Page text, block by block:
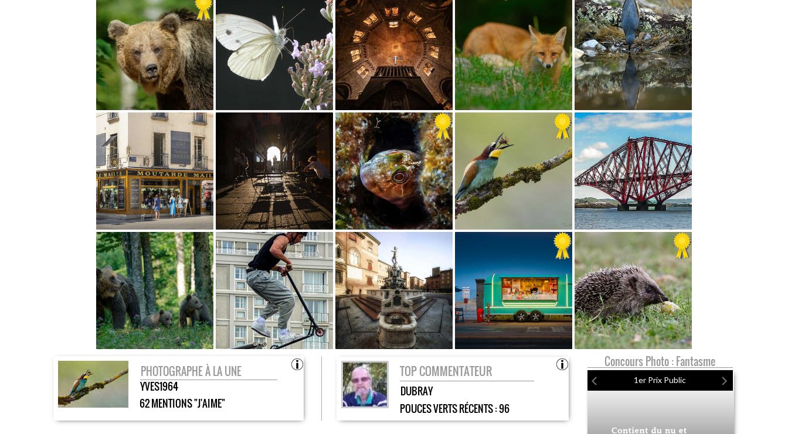
PHOTOGRAPHE À LA UNE
YVES1964
62 MENTIONS "J'AIME"
TOP COMMENTATEUR
DUBRAY
POUCES VERTS RÉCENTS :96
Concours Photo : Fantasme
1er Prix Public